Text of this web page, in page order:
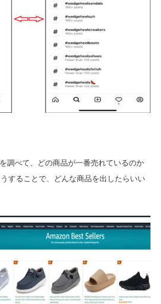
調べて、どの商品が一番売れているのか
することで、どんな商品を出したらいい